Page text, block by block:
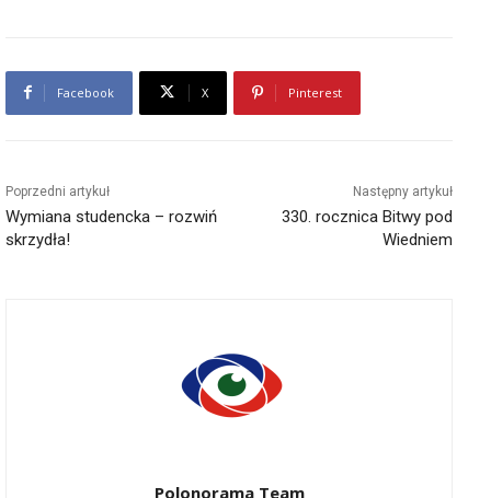
Facebook X Pinterest
Poprzedni artykuł
Wymiana studencka – rozwiń
skrzydła!
Następny artykuł
330. rocznica Bitwy pod
Wiedniem
Polonorama Team